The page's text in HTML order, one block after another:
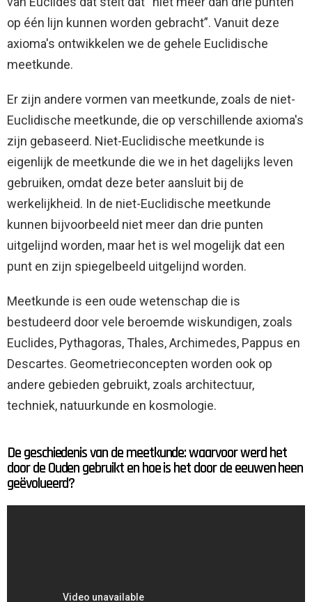
op één lijn kunnen worden gebracht”. Vanuit deze
axioma's ontwikkelen we de gehele Euclidische
meetkunde.
Er zijn andere vormen van meetkunde, zoals de niet-
Euclidische meetkunde, die op verschillende axioma's
zijn gebaseerd. Niet-Euclidische meetkunde is
eigenlijk de meetkunde die we in het dagelijks leven
gebruiken, omdat deze beter aansluit bij de
werkelijkheid. In de niet-Euclidische meetkunde
kunnen bijvoorbeeld niet meer dan drie punten
uitgelijnd worden, maar het is wel mogelijk dat een
punt en zijn spiegelbeeld uitgelijnd worden.
Meetkunde is een oude wetenschap die is
bestudeerd door vele beroemde wiskundigen, zoals
Euclides, Pythagoras, Thales, Archimedes, Pappus en
Descartes. Geometrieconcepten worden ook op
andere gebieden gebruikt, zoals architectuur,
techniek, natuurkunde en kosmologie.
De geschiedenis van de meetkunde: waarvoor werd het
door de Ouden gebruikt en hoe is het door de eeuwen heen
geëvolueerd?